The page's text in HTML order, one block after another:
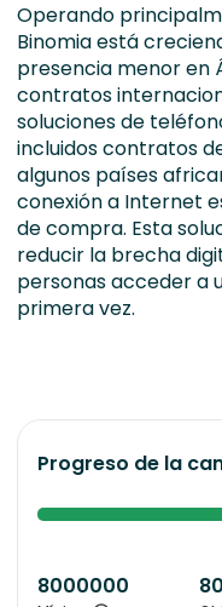
Operando
Binomia está
presencia menor en
contratos
soluciones de
incluidos contratos
algunos países
conexión a Internet
de compra. Esta
reducir la brecha
personas acceder a
primera vez.
Progreso de la
8000000